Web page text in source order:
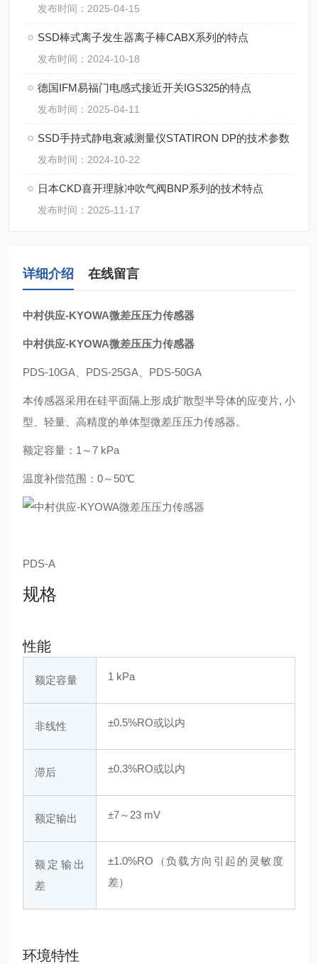
发布时间：2025-04-15
SSD棒式离子发生器离子棒CABX系列的特点
发布时间：2024-10-18
德国IFM易福门电感式接近开关IGS325的特点
发布时间：2025-04-11
SSD手持式静电衰减测量仪STATIRON DP的技术参数
发布时间：2024-10-22
日本CKD喜开理脉冲吹气阀BNP系列的技术特点
发布时间：2025-11-17
详细介绍 在线留言
中村供应-KYOWA微差压压力传感器
中村供应-KYOWA微差压压力传感器
PDS-10GA、PDS-25GA、PDS-50GA
本传感器采用在硅平面隔上形成扩散型半导体的应变片, 小
型、轻量、高精度的单体型微差压压力传感器。
额定容量：1～7 kPa
温度补偿范围：0～50℃
PDS-A
规格
性能
额定容量 1 kPa
非线性 ±0.5%RO或以内
滞后 ±0.3%RO或以内
额定输出 ±7～23 mV
额定输出
差
±1.0%RO（负载方向引起的灵敏度
差）
环境特性